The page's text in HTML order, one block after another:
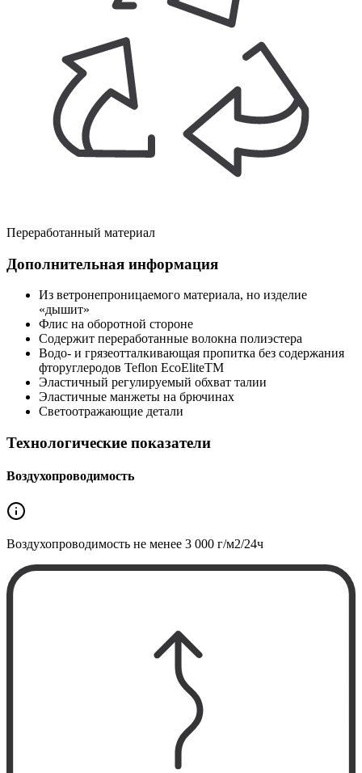
Переработанный материал
Дополнительная информация
Из ветронепроницаемого материала, но изделие
«дышит»
Флис на оборотной стороне
Содержит переработанные волокна полиэстера
Водо- и грязеотталкивающая пропитка без содержания
фторуглеродов Teflon EcoEliteTM
Эластичный регулируемый обхват талии
Эластичные манжеты на брючинах
Cветоотражающие детали
Технологические показатели
Воздухопроводимость
Воздухопроводимость не менее 3 000 г/м2/24ч